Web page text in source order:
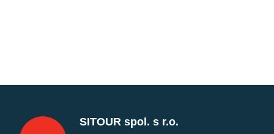
SITOUR spol. s r.o.